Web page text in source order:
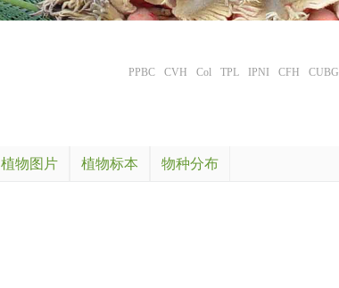
PPBC CVH Col TPL IPNI CFH CUBG
植物图片 植物标本 物种分布